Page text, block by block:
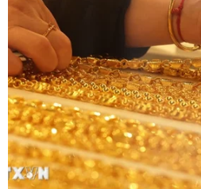
#Kinh tế Trung Quốc #Lạm
Đức